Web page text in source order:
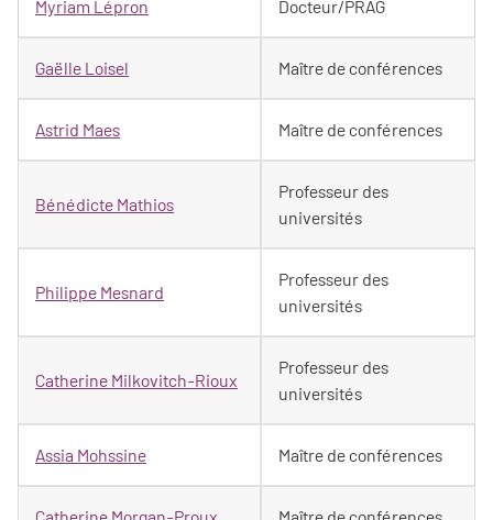
Myriam Lépron Docteur/PRAG
Gaëlle Loisel Maître de conférences
Astrid Maes Maître de conférences
Bénédicte Mathios
Professeur des
universités
Philippe Mesnard
Professeur des
universités
Catherine Milkovitch-Rioux
Professeur des
universités
Assia Mohssine Maître de conférences